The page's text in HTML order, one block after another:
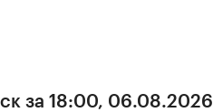
за 18:00, 06.08.2026